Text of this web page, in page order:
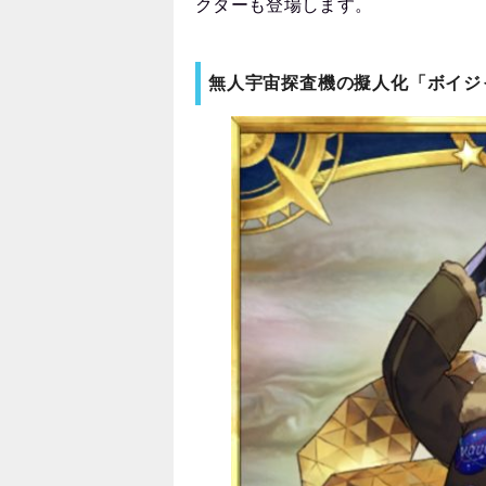
クターも登場します。
無人宇宙探査機の擬人化「ボイジ